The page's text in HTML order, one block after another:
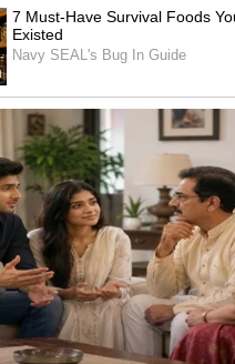
பெரிய
இந்திரன்ஸ்,
புகழ் சுனில்,
தேவ் மோகன்,
சாந்தி
அச்யுத்
ரெண்டு
பட்ஜெட்
ஒண்ணா